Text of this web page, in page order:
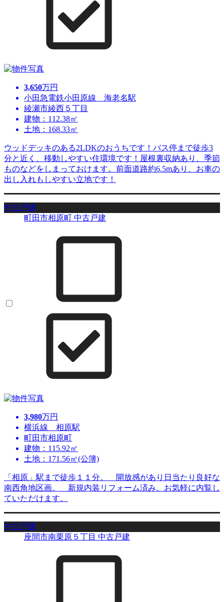
3,650万円
小田急電鉄小田原線 海老名駅
綾瀬市綾西５丁目
建物：112.38㎡
土地：168.33㎡
ウッドデッキのある2LDKのおうちです！バス停まで徒歩3
分と近く、移動しやすい住環境です！屋根裏収納あり、季節
ものなどをしまっておけます。前面道路約6.5mあり、お車の
出し入れもしやすい立地です！
中古戸建
町田市相原町 中古戸建
3,980万円
横浜線 相原駅
町田市相原町
建物：115.92㎡
土地：171.56㎡(公簿)
「相原」駅まで徒歩１１分。 開放感があり日当たり良好な
南西角地区画。 新規内装リフォーム済み。お気軽に内覧し
ていただけます。
中古戸建
座間市南栗原５丁目 中古戸建